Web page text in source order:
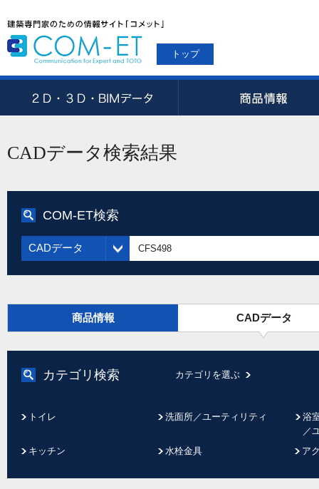
トップ
CADデータ検索結果
COM-ET検索
CADデータ
商品情報 CADデータ
カテゴリ検索 カテゴリを選ぶ
トイレ 洗面所／ユーティリティ
浴
／
キッチン
水栓金具 ア